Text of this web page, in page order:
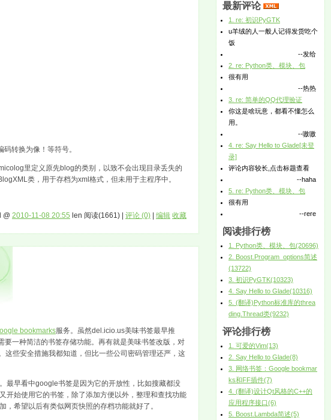
转换为像！等符号。
里定义原先blog的类别，以致不会出现目录丢失的
类，用于存档为xml格式，但未用于主程序中。
@ 2010-11-08 20:55 len 阅读(1661) | 评论 (0) 编辑 收藏
bookmarks服务。虽然del.icio.us美味书签最早推
一种简洁的书签存储功能。再有就是美味书签改版，对
些安全措施我都知道，但比一些公司密码管理还严，这
最早看中google书签是因为它的开放性，比如搜藏都没
开始使用它的书签，除了添加方便以外，整理和查找功能
希望以后有类似网页快照的存档功能就好了。
最新评论
1. re: 初识PyGTK
u羊绒的人一般人记得发货吃个
饭
--发给
2. re: Python类、模块、包
很有用
--热热
3. re: 简单的QQ代理验证
你这是啥玩意，都看不懂怎么
用。
--嗷嗷
4. re: Say Hello to Glade[未登
录]
评论内容较长,点击标题查看
--haha
5. re: Python类、模块、包
很有用
--rere
阅读排行榜
1. Python类、模块、包(20696)
2. Boost.Program_options简述
(13722)
3. 初识PyGTK(10323)
4. Say Hello to Glade(10316)
5. (翻译)Python标准库的threa
ding.Thread类(9232)
评论排行榜
1. 可爱的Vim(13)
2. Say Hello to Glade(8)
3. 网络书签：Google bookmar
ks和FF插件(7)
4. (翻译)设计Qt风格的C++的
应用程序接口(6)
5. Boost.Lambda简述(5)